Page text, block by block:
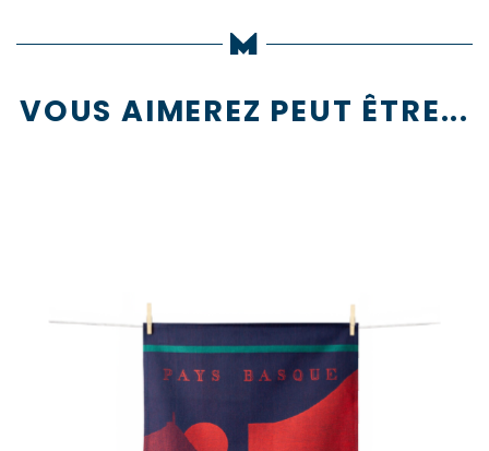
VOUS AIMEREZ PEUT ÊTRE...